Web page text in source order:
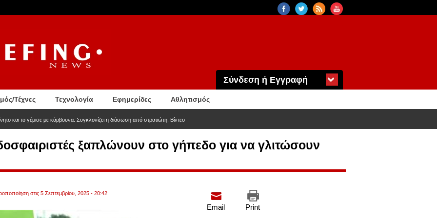
Σύνδεση ή Εγγραφή
Τέχνες Τεχνολογία Εφημερίδες Αθλητισμός
και το γέμισε με κάρβουνα. Συγκλονίζει η διάσωση από στρατιώτη. Βίντεο
ξαπλώνουν στο γήπεδο για να γλιτώσουν
στις 5 Σεπτεμβρίου, 2025 - 20:42
Print
Email